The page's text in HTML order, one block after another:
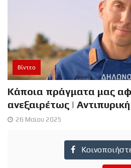
Βίντεο
Κάποια πράγματα μας
ανεξαιρέτως |
26 Μαϊου 2025